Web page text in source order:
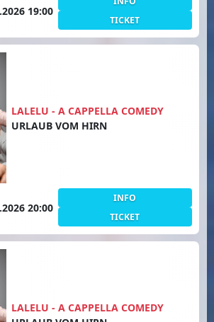
19:00
TICKET
LALELU - A CAPPELLA COMEDY
URLAUB VOM HIRN
20:00
INFO
TICKET
LALELU - A CAPPELLA COMEDY